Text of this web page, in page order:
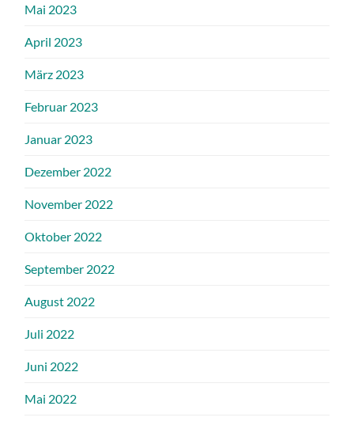
Mai 2023
April 2023
März 2023
Februar 2023
Januar 2023
Dezember 2022
November 2022
Oktober 2022
September 2022
August 2022
Juli 2022
Juni 2022
Mai 2022